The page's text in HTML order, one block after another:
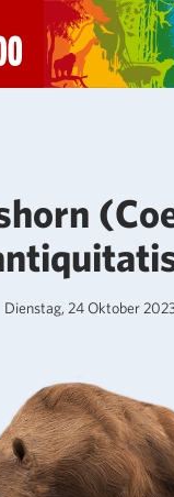
- Startseite
Dienstag, 24 Oktober